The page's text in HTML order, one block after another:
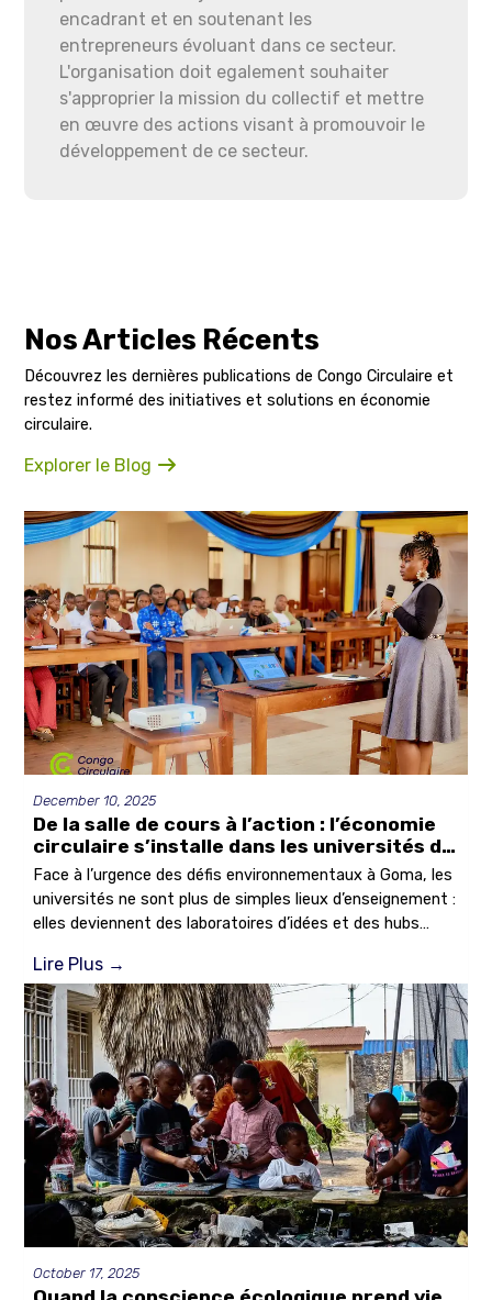
encadrant et en soutenant les
entrepreneurs évoluant dans ce secteur.
L'organisation doit egalement souhaiter
s'approprier la mission du collectif et mettre
en œuvre des actions visant à promouvoir le
développement de ce secteur.
Nos Articles Récents
Découvrez les dernières publications de Congo Circulaire et
restez informé des initiatives et solutions en économie
circulaire.
Explorer le Blog
December 10, 2025
De la salle de cours à l’action : l’économie
circulaire s’installe dans les universités de
Goma
Face à l’urgence des défis environnementaux à Goma, les
universités ne sont plus de simples lieux d’enseignement :
elles deviennent des laboratoires d’idées et des hubs
deux sessions de sensibilisation qui ont mobilisé
étudiants, entrepreneurs et acteurs locaux autour de la
gestion des déchets et des opportunités de l’économie
circulaire.
Lire Plus →
October 17, 2025